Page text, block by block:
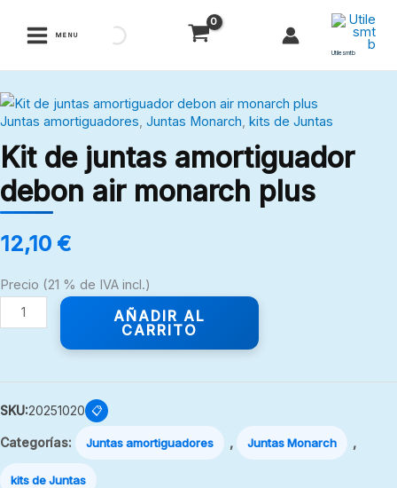
MENU
Utilesmtb
Juntas amortiguadores, Juntas Monarch, kits de Juntas
Kit de juntas amortiguador
debon air monarch plus
12,10 €
Precio (21 % de IVA incl.)
Kit
de
juntas
amortiguador
debon
air
monarch
cantidad
AÑADIR AL
CARRITO
SKU:20251020 📋
Categorías: Juntas amortiguadores , Juntas Monarch ,
kits de Juntas